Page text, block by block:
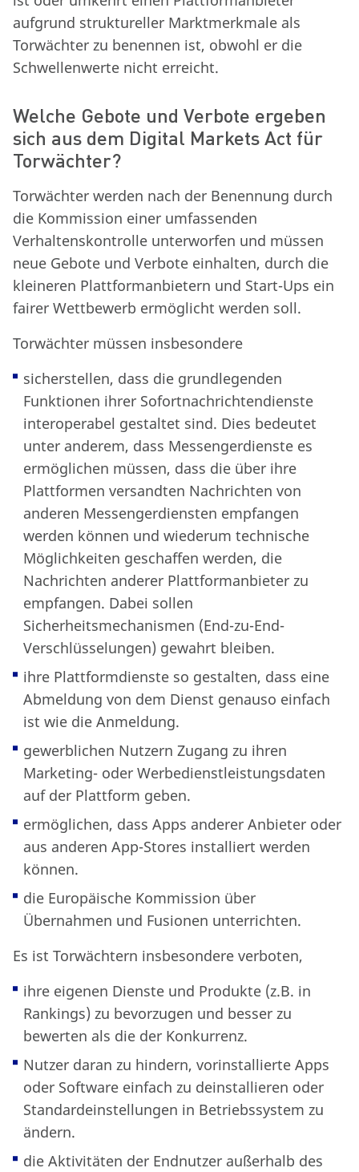
aufgrund struktureller Marktmerkmale als
Torwächter zu benennen ist, obwohl er die
Schwellenwerte nicht erreicht.
Welche Gebote und Verbote ergeben
sich aus dem Digital Markets Act für
Torwächter?
Torwächter werden nach der Benennung durch
die Kommission einer umfassenden
Verhaltenskontrolle unterworfen und müssen
neue Gebote und Verbote einhalten, durch die
kleineren Plattformanbietern und Start-Ups ein
fairer Wettbewerb ermöglicht werden soll.
Torwächter müssen insbesondere
sicherstellen, dass die grundlegenden
Funktionen ihrer Sofortnachrichtendienste
interoperabel gestaltet sind. Dies bedeutet
unter anderem, dass Messengerdienste es
ermöglichen müssen, dass die über ihre
Plattformen versandten Nachrichten von
anderen Messengerdiensten empfangen
werden können und wiederum technische
Möglichkeiten geschaffen werden, die
Nachrichten anderer Plattformanbieter zu
empfangen. Dabei sollen
Sicherheitsmechanismen (End-zu-End-
Verschlüsselungen) gewahrt bleiben.
ihre Plattformdienste so gestalten, dass eine
Abmeldung von dem Dienst genauso einfach
ist wie die Anmeldung.
gewerblichen Nutzern Zugang zu ihren
Marketing- oder Werbedienstleistungsdaten
auf der Plattform geben.
ermöglichen, dass Apps anderer Anbieter oder
aus anderen App-Stores installiert werden
können.
die Europäische Kommission über
Übernahmen und Fusionen unterrichten.
Es ist Torwächtern insbesondere verboten,
ihre eigenen Dienste und Produkte (z.B. in
Rankings) zu bevorzugen und besser zu
bewerten als die der Konkurrenz.
Nutzer daran zu hindern, vorinstallierte Apps
oder Software einfach zu deinstallieren oder
Standardeinstellungen in Betriebssystem zu
ändern.
die Aktivitäten der Endnutzer außerhalb des